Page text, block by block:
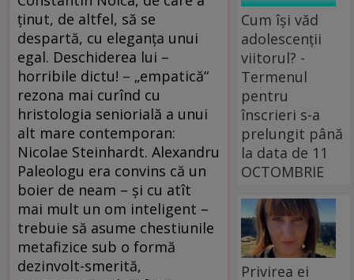
ținut, de altfel, să se
despartă, cu eleganța unui
egal. Deschiderea lui –
horribile dictu! – „empatică“
rezona mai curînd cu
hristologia seniorială a unui
alt mare contemporan:
Nicolae Steinhardt. Alexandru
Paleologu era convins că un
boier de neam – și cu atît
mai mult un om inteligent –
trebuie să asume chestiunile
metafizice sub o formă
dezinvolt-smerită,
Cum își văd
adolescenții
viitorul? -
Termenul
pentru
înscrieri s-a
prelungit până
la data de 11
OCTOMBRIE
Privirea ei